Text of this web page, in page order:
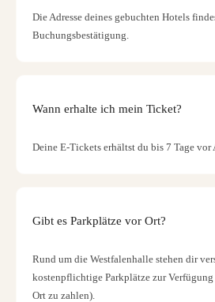
Die Adresse deines gebuchten Hotels
Buchungsbestätigung.
Wann erhalte ich mein Ticket?
Deine E-Tickets erhältst du bis 7 Tage vor
Gibt es Parkplätze vor Ort?
Rund um die Westfalenhalle stehen dir
kostenpflichtige Parkplätze zur
Ort zu zahlen).